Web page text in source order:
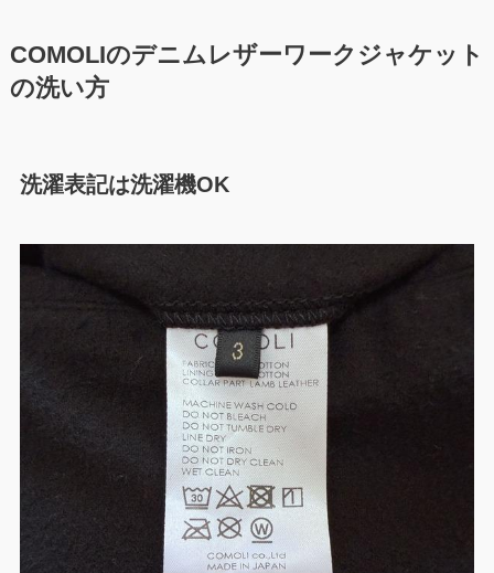
COMOLIのデニムレザーワークジャケット
の洗い方
洗濯表記は洗濯機OK